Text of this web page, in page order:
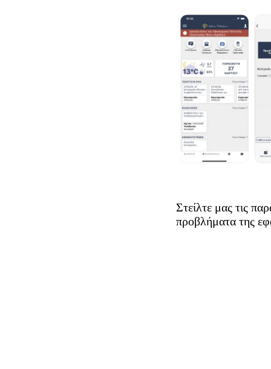
Στείλτε μας τις
προβλήματα της